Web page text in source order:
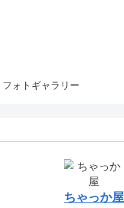
フォトギャラリー
ちゃっか屋